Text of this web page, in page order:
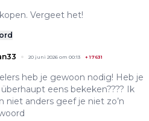
Vergeet het!
20 juni 2026 om 00:13 +17631
heb je gewoon nodig! Heb je
eens bekeken???? Ik
niet anders geef je niet zo’n